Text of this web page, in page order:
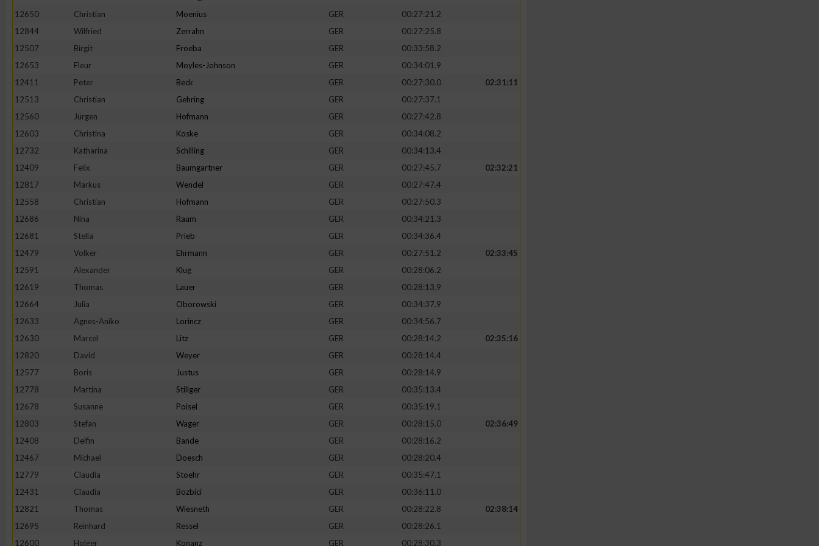
12650
Christian Moenius GER
00:27:21.2
12844
Wilfried Zerrahn GER
00:27:25.8
12507
Birgit Froeba GER
00:33:58.2
12653
Fleur Moyles-Johnson GER
00:34:01.9
12411
Peter Beck GER 00:27:30.0
02:31:11
12513
Christian Gehring GER
00:27:37.1
12560
Jürgen Hofmann GER
00:27:42.8
12603
Christina Koske GER
00:34:08.2
12732
Katharina Schilling GER
00:34:13.4
12409
Felix Baumgartner GER 00:27:45.7
02:32:21
12817
Markus Wendel GER
00:27:47.4
12558
Christian Hofmann GER
00:27:50.3
12686
Nina Raum GER
00:34:21.3
12681
Stella Prieb GER
00:34:36.4
12479
Volker Ehrmann GER 00:27:51.2
02:33:45
12591
Alexander Klug GER
00:28:06.2
12619
Thomas Lauer GER
00:28:13.9
12664
Julia Oborowski GER
00:34:37.9
12633
Agnes-Aniko Lorincz GER
00:34:56.7
12630
Marcel Litz GER 00:28:14.2
02:35:16
12820
David Weyer GER
00:28:14.4
12577
Boris Justus GER
00:28:14.9
12778
Martina Stillger GER
00:35:13.4
12678
Susanne Poisel GER
00:35:19.1
12803
Stefan Wager GER 00:28:15.0
02:36:49
12408
Delfin Bande GER
00:28:16.2
12467
Michael Doesch GER
00:28:20.4
12779
Claudia Stoehr GER
00:35:47.1
12431
Claudia Bozbici GER
00:36:11.0
12821
Thomas Wiesneth GER 00:28:22.8
02:38:14
12695
Reinhard Ressel GER
00:28:26.1
12600
Holger Konanz GER 00:28:30.3
Verwendung von Profilen zur Auswahl personalisierter Inhalte
Messung der Werbeleistung
Messung der Performance von Inhalten
Analyse von Zielgruppen durch Statistiken oder Kombinationen von Daten aus
verschiedenen Quellen
Verwendung reduzierter Daten zur Auswahl von Inhalten
Verwendung genauer Standortdaten
Geräte anhand von aktiv angeforderten Informationen identifizieren
Notwendig
Performance
Werbung